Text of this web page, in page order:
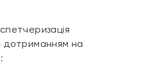
дотриманням на